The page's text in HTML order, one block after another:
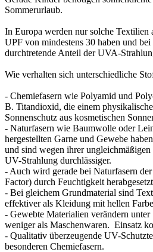
Sommerurlaub.
In Europa werden nur solche Textilien
UPF von mindestens 30 haben und bei
durchtretende Anteil der UVA-
Wie verhalten sich unterschiedliche
- Chemiefasern wie Polyamid und
B. Titandioxid, die einem
Sonnenschutz aus kosmetischen
- Naturfasern wie Baumwolle oder
hergestellten Garne und Gewebe
und sind wegen ihrer
UV-Strahlung durchlässiger.
- Auch wird gerade bei Naturfasern
Factor) durch Feuchtigkeit
- Bei gleichem Grundmaterial sind
effektiver als Kleidung mit hellen
- Gewebte Materialien verändern
weniger als Maschenwaren. Einsatz
- Qualitativ überzeugende UV-
besonderen Chemiefasern.